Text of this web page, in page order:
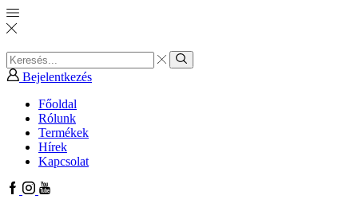
Search
input
Search
Bejelentkezés
Főoldal
Rólunk
Termékek
Hírek
Kapcsolat
Facebook
Instagram
Youtube